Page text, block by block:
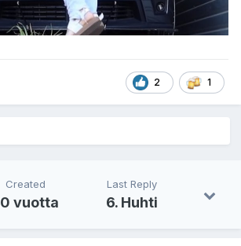
2 1
Created
vuotta
Last Reply
6. Huhti